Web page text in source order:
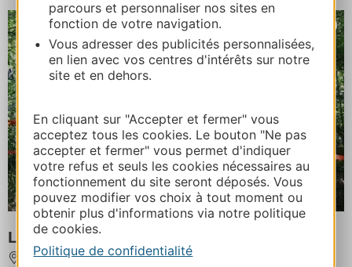
parcours et personnaliser nos sites en
fonction de votre navigation.
Vous adresser des publicités personnalisées,
en lien avec vos centres d'intérêts sur notre
site et en dehors.
En cliquant sur "Accepter et fermer" vous
acceptez tous les cookies. Le bouton "Ne pas
accepter et fermer" vous permet d'indiquer
votre refus et seuls les cookies nécessaires au
fonctionnement du site seront déposés. Vous
pouvez modifier vos choix à tout moment ou
obtenir plus d'informations via notre politique
de cookies.
Politique de confidentialité
La tente suspendue de l'Esquillot
SAINTE-CROIX-VOLVESTRE